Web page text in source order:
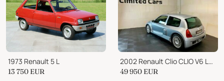
1973 Renault 5 L
13 750 EUR
2002 Renault Clio CLIO V6 LHD
49 950 EUR